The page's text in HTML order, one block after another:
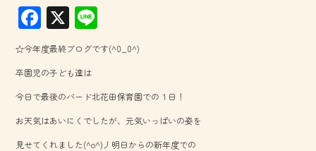
F
ac
e
b
o
ok
X
ne
☆今年度最終ブログです(^0_0^)
卒園児の子ども達は
今日で最後のバード北花田保育園での１日！
お天気はあいにくでしたが、元気いっぱいの姿を
見せてくれました(^o^)丿明日からの新年度での